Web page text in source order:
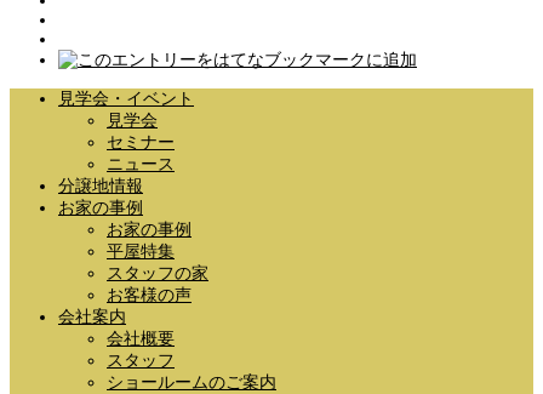
見学会・イベント
見学会
セミナー
ニュース
分譲地情報
お家の事例
お家の事例
平屋特集
スタッフの家
お客様の声
会社案内
会社概要
スタッフ
ショールームのご案内